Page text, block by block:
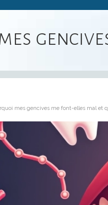
mes gencives me font-elles mal et